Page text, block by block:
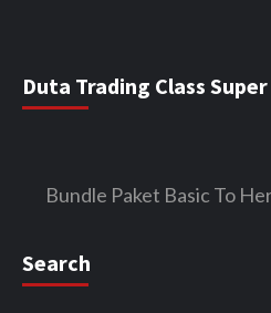
Duta Trading Class Super
Bundle Paket Basic To
Search